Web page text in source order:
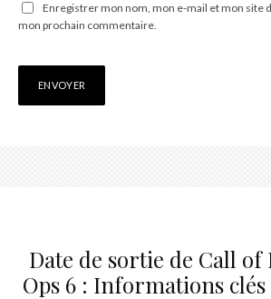
Enregistrer mon nom, mon e-mail et mon site
mon prochain commentaire.
Date de sortie de Call of
Ops 6 : Informations